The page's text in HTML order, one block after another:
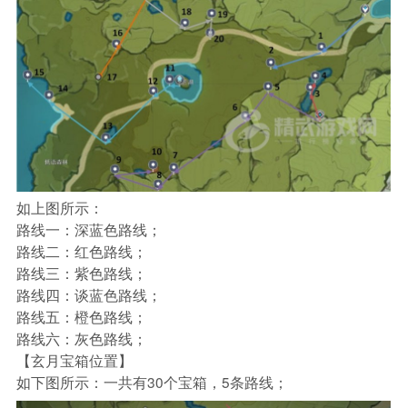
如上图所示：
路线一：深蓝色路线；
路线二：红色路线；
路线三：紫色路线；
路线四：谈蓝色路线；
路线五：橙色路线；
路线六：灰色路线；
【玄月宝箱位置】
如下图所示：一共有30个宝箱，5条路线；